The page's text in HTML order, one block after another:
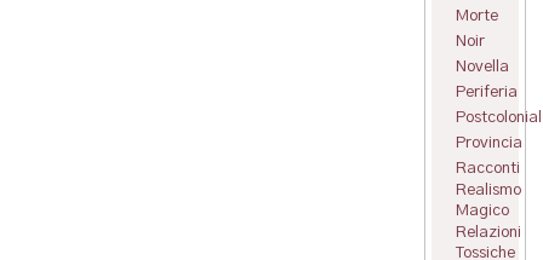
Morte
Noir
Novella
Periferia
Provincia
Racconti
Realismo
Magico
Relazioni
Tossiche